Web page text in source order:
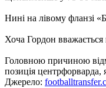
Нині на лівому фланзі
Хоча Гордон вважається
Головною причиною
позиція центрфорварда,
Джерело: